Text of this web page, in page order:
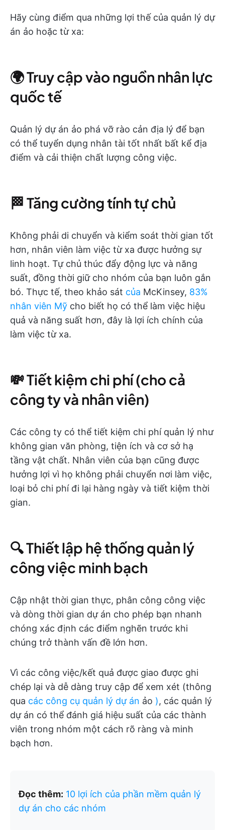
Hãy cùng điểm qua những lợi thế của quản lý dự
án ảo hoặc từ xa:
🌍 Truy cập vào nguồn nhân lực
quốc tế
Quản lý dự án ảo phá vỡ rào cản địa lý để bạn
có thể tuyển dụng nhân tài tốt nhất bất kể địa
điểm và cải thiện chất lượng công việc.
🏁 Tăng cường tính tự chủ
Không phải di chuyển và kiểm soát thời gian tốt
hơn, nhân viên làm việc từ xa được hưởng sự
linh hoạt. Tự chủ thúc đẩy động lực và năng
suất, đồng thời giữ cho nhóm của bạn luôn gắn
bó. Thực tế, theo khảo sát của McKinsey, 83%
nhân viên Mỹ cho biết họ có thể làm việc hiệu
quả và năng suất hơn, đây là lợi ích chính của
làm việc từ xa.
💸 Tiết kiệm chi phí (cho cả
công ty và nhân viên)
Các công ty có thể tiết kiệm chi phí quản lý như
không gian văn phòng, tiện ích và cơ sở hạ
tầng vật chất. Nhân viên của bạn cũng được
hưởng lợi vì họ không phải chuyển nơi làm việc,
loại bỏ chi phí đi lại hàng ngày và tiết kiệm thời
gian.
🔍 Thiết lập hệ thống quản lý
công việc minh bạch
Cập nhật thời gian thực, phân công công việc
và dòng thời gian dự án cho phép bạn nhanh
chóng xác định các điểm nghẽn trước khi
chúng trở thành vấn đề lớn hơn.
Vì các công việc/kết quả được giao được ghi
chép lại và dễ dàng truy cập để xem xét (thông
qua các công cụ quản lý dự án ảo ), các quản lý
dự án có thể đánh giá hiệu suất của các thành
viên trong nhóm một cách rõ ràng và minh
bạch hơn.
Đọc thêm: 10 lợi ích của phần mềm quản lý
dự án cho các nhóm